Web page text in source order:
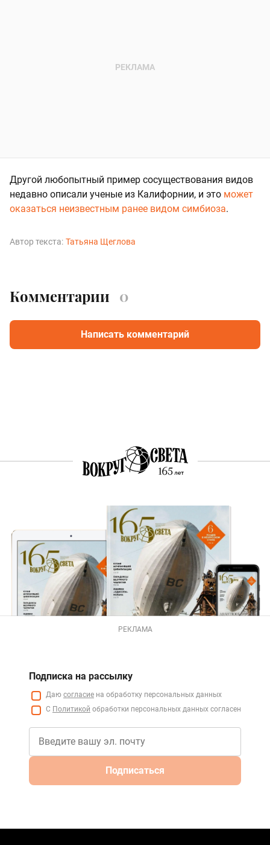
Другой любопытный пример сосуществования видов
недавно описали ученые из Калифорнии, и это может
оказаться неизвестным ранее видом симбиоза.
Автор текста: Татьяна Щеглова
Комментарии 0
Написать комментарий
РЕКЛАМА
Подписка на рассылку
Даю согласие на обработку персональных данных
С Политикой обработки персональных данных согласен
Подписаться